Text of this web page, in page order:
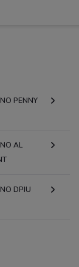
PENNY
AL
DPIU